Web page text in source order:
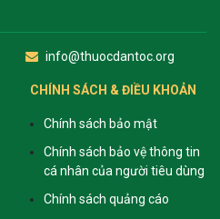
info@thuocdantoc.org
CHÍNH SÁCH & ĐIỀU KHOẢN
Chính sách bảo mật
Chính sách bảo vệ thông tin
cá nhân của người tiêu dùng
Chính sách quảng cáo